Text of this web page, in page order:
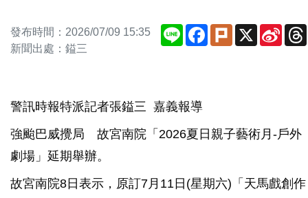
發布時間：2026/07/09 15:35
新聞出處：鎰三
Line Facebook
Plurk X
Sina
警訊時報特派記者張鎰三 嘉義報導
強颱巴威攪局 故宮南院「2026夏日親子藝術月-戶外
劇場」延期舉辦。
故宮南院8日表示，原訂7月11日(星期六)「天馬戲創作